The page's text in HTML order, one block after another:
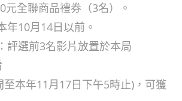
元全聯商品禮券（3名）。
年10月14日以前。
評選前3名影片放置於本局
至本年11月17日下午5時止)，可獲